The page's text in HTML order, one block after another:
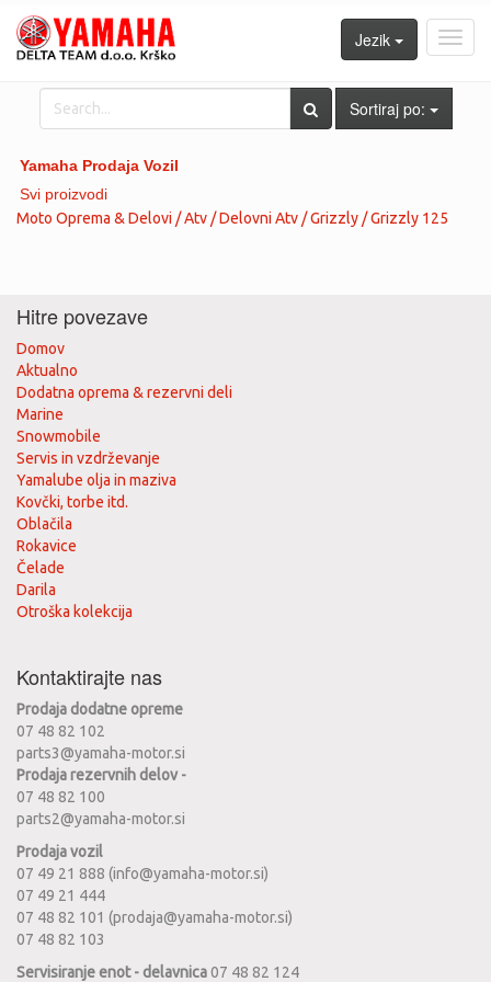
Jezik
Sortiraj po:
Yamaha Prodaja Vozil
Svi proizvodi
Moto Oprema & Delovi / Atv / Delovni Atv / Grizzly / Grizzly 125
Hitre povezave
Domov
Aktualno
Dodatna oprema & rezervni deli
Marine
Snowmobile
Servis in vzdrževanje
Yamalube olja in maziva
Kovčki, torbe itd.
Oblačila
Rokavice
Čelade
Darila
Otroška kolekcija
Kontaktirajte nas
Prodaja dodatne opreme
07 48 82 102
parts3@yamaha-motor.si
Prodaja rezervnih delov -
07 48 82 100
parts2@yamaha-motor.si
Prodaja vozil
07 49 21 888 (info@yamaha-motor.si)
07 49 21 444
07 48 82 101 (prodaja@yamaha-motor.si)
07 48 82 103
Servisiranje enot - delavnica07 48 82 124